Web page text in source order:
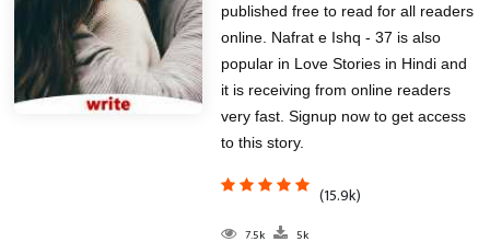
published free to read for all readers
online. Nafrat e Ishq - 37 is also
popular in Love Stories in Hindi and
it is receiving from online readers
very fast. Signup now to get access
to this story.
(15.9k)
7.5k 5k